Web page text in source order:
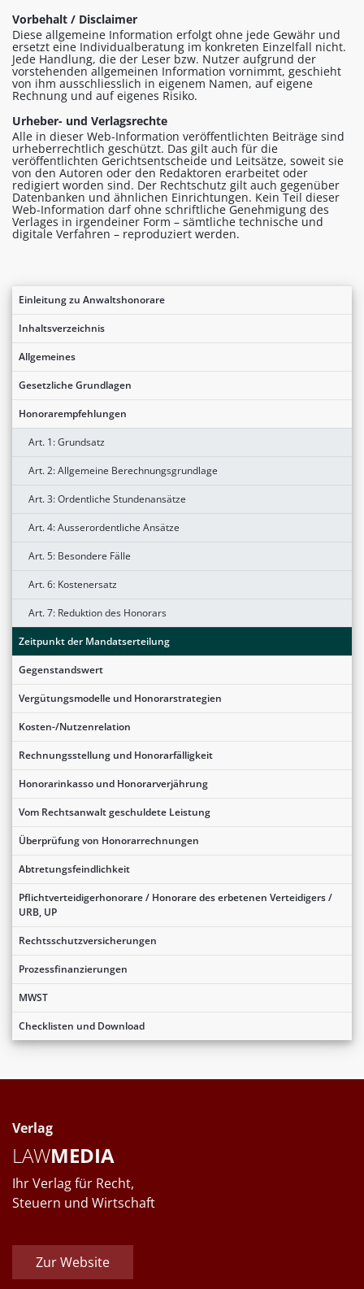
Einleitung zu Anwaltshonorare
Inhaltsverzeichnis
Allgemeines
Gesetzliche Grundlagen
Honorarempfehlungen
Art. 1: Grundsatz
Art. 2: Allgemeine Berechnungsgrundlage
Art. 3: Ordentliche Stundenansätze
Art. 4: Ausserordentliche Ansätze
Art. 5: Besondere Fälle
Art. 6: Kostenersatz
Art. 7: Reduktion des Honorars
Zeitpunkt der Mandatserteilung
Gegenstandswert
Vergütungsmodelle und Honorarstrategien
Kosten-/Nutzenrelation
Rechnungsstellung und Honorarfälligkeit
Honorarinkasso und Honorarverjährung
Vom Rechtsanwalt geschuldete Leistung
Überprüfung von Honorarrechnungen
Abtretungsfeindlichkeit
Pflichtverteidigerhonorare / Honorare des erbetenen Verteidigers /
URB, UP
Rechtsschutzversicherungen
Prozessfinanzierungen
MWST
Checklisten und Download
Vorbehalt / Disclaimer
Diese allgemeine Information erfolgt ohne jede Gewähr und
ersetzt eine Individualberatung im konkreten Einzelfall nicht.
Jede Handlung, die der Leser bzw. Nutzer aufgrund der
vorstehenden allgemeinen Information vornimmt, geschieht
von ihm ausschliesslich in eigenem Namen, auf eigene
Rechnung und auf eigenes Risiko.
Urheber- und Verlagsrechte
Alle in dieser Web-Information veröffentlichten Beiträge sind
urheberrechtlich geschützt. Das gilt auch für die
veröffentlichten Gerichtsentscheide und Leitsätze, soweit sie
von den Autoren oder den Redaktoren erarbeitet oder
redigiert worden sind. Der Rechtschutz gilt auch gegenüber
Datenbanken und ähnlichen Einrichtungen. Kein Teil dieser
Web-Information darf ohne schriftliche Genehmigung des
Verlages in irgendeiner Form – sämtliche technische und
digitale Verfahren – reproduziert werden.
Verlag
LAWMEDIA
Ihr Verlag für Recht,
Steuern und Wirtschaft
Zur Website